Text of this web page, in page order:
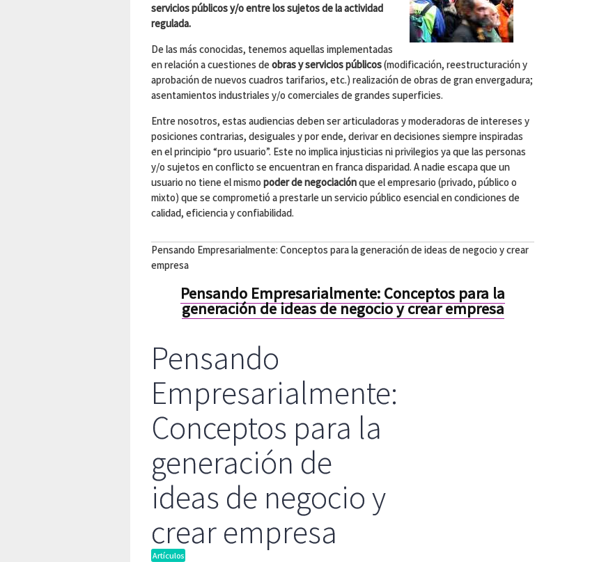
servicios públicos y/o entre los sujetos de la actividad
regulada.
De las más conocidas, tenemos aquellas implementadas
en relación a cuestiones deobras y servicios públicos(modificación, reestructuración y
aprobación de nuevos cuadros tarifarios, etc.) realización de obras de gran envergadura;
asentamientos industriales y/o comerciales de grandes superficies.
Entre nosotros, estas audiencias deben ser articuladoras y moderadoras de intereses y
posiciones contrarias, desiguales y por ende, derivar en decisiones siempre inspiradas
en el principio “pro usuario”. Este no implica injusticias ni privilegios ya que las personas
y/o sujetos en conflicto se encuentran en franca disparidad. A nadie escapa que un
usuario no tiene el mismo poder de negociaciónque el empresario (privado, público o
mixto) que se comprometió a prestarle un servicio público esencial en condiciones de
calidad, eficiencia y confiabilidad.
Pensando Empresarialmente: Conceptos para la generación de ideas de negocio y crear
empresa
Pensando Empresarialmente: Conceptos para la
generación de ideas de negocio y crear empresa
Pensando
Empresarialmente:
Conceptos para la
generación de
ideas de negocio y
crear empresa
Artículos